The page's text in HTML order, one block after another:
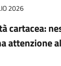
2026
cartacea:
attenzione